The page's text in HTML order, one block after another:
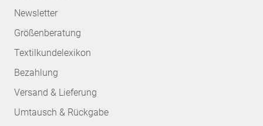
Newsletter
Größenberatung
Textilkundelexikon
Bezahlung
Versand & Lieferung
Umtausch & Rückgabe